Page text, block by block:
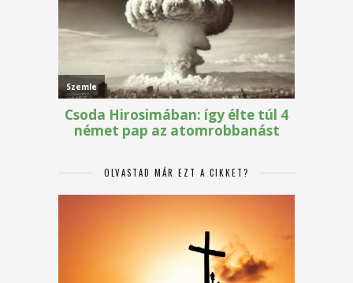
OLVASTAD MÁR EZT A CIKKET?